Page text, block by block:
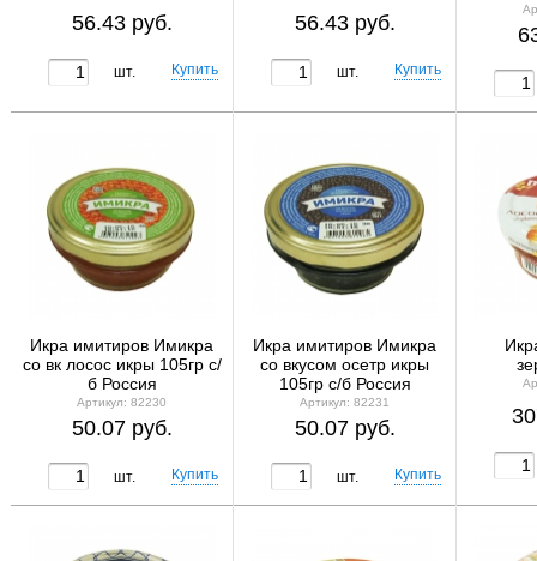
56.43 руб.
шт.
56.43 руб.
шт.
Икра имитиров Имикра
со вк лосос икры 105гр с/
б Россия
Артикул: 82230
50.07 руб.
шт.
Икра имитиров Имикра
со вкусом осетр икры
105гр с/б Россия
Артикул: 82231
50.07 руб.
шт.